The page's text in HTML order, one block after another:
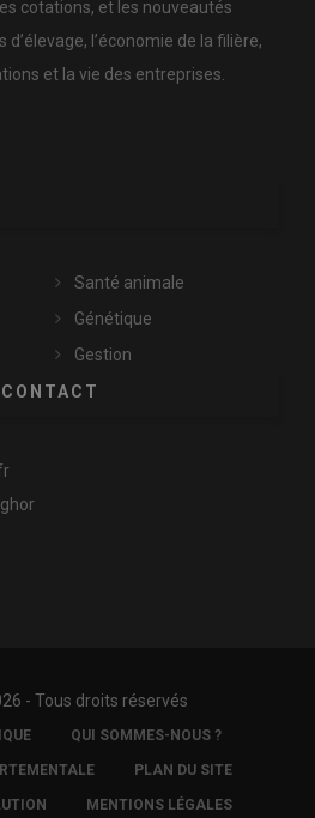
cotations, et les nouveautés
l’économie de la filière,
et la vie des entreprises.
Santé animale
Génétique
Gestion
- Tous droits réservés
QUI SOMMES-NOUS ?
PLAN DU SITE
MENTIONS LÉGALES